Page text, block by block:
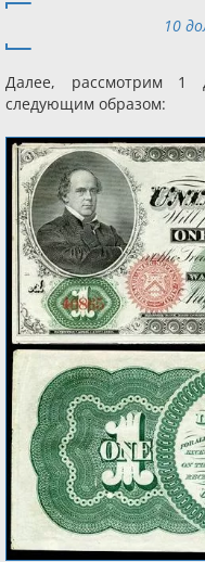
10
Далее, рассмотрим 1
следующим образом: